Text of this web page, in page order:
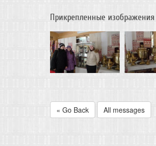
Прикрепленные изображения
« Go Back All messages